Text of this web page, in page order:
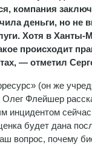
компания
деньги, но не
Хотя в Ханты-
происходит
— отметил
(он же
Флейшер
инцидентом сейчас
будет дана
вопрос, почему